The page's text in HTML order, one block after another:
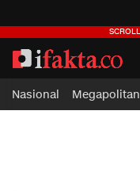
ifakta.co
#pastibenar
Nasional Megapolitan